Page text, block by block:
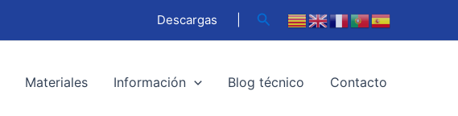
Descargas Buscar
Materiales Información Blog técnico Contacto